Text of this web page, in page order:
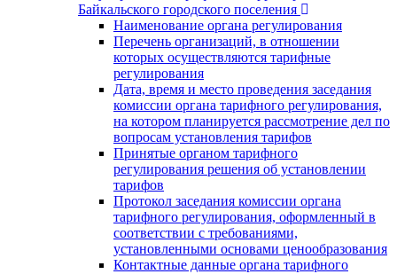
Байкальского городского поселения
Наименование органа регулирования
Перечень организаций, в отношении
которых осуществляются тарифные
регулирования
Дата, время и место проведения заседания
комиссии органа тарифного регулирования,
на котором планируется рассмотрение дел по
вопросам установления тарифов
Принятые органом тарифного
регулирования решения об установлении
тарифов
Протокол заседания комиссии органа
тарифного регулирования, оформленный в
соответствии с требованиями,
установленными основами ценообразования
Контактные данные органа тарифного